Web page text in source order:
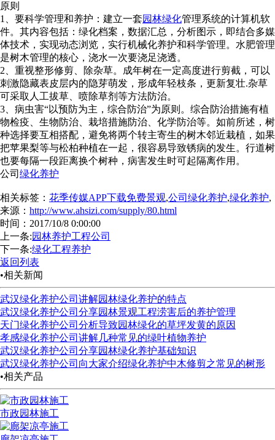
原则
1
、要科学管理和养护：建立一套园林绿化管理系统的计算机软
件。其内容包括：绿化档案，数据汇总，分析图示，即结合多媒
体技术，实现动态浏览，实行机械化养护和科学管理。水肥管理
是树木管理的核心，浇水一次要浇足浇透。
2 、重视整形修剪、除杂草。成年树在一定高度进行剪截，可以
刺激隐藏表皮层内的隐芽萌发，形成年轻枝条，更新复壮.杂草
可采取人工拔草、喷除草剂等方法防治。
3 、病虫害“以预防为主，综合防治”为原则。综合防治措施有植
物检疫、生物防治、栽培措施防治、化学防治等。如前所述，树
种选择要互相搭配，避免将两个转主寄生的树木邻近栽植，如果
把苹果梨等与松柏种植在一起，很容易导致锈病的发生。行道树
也要每隔一段距离换个树种，病害发生时可起隔离作用。
公司 绿化养护
相关标签： 花季传媒APP下载免费景观,公司绿化养护,绿化养护,
来源： http://www.ahsizi.com/supply/80.html
时间：2017/10/8 0:00:00
上一条:园林养护工程公司
下一条:绿化工程养护
返回列表
•相关新闻
武汉绿化养护公司讲解园林绿化养护的特点
武汉绿化养护公司分享园林景观工程涝害后的养护管理
天门绿化养护公司分析导致园林绿化的草坪发黄的原因
孝感绿化养护公司讲解几种常见的绿叶植物养护
武汉绿化养护公司分享园林绿化养护基础知识
武汉绿化养护公司向大家介绍绿化养护中木修剪之常见的树形
•相关产品
市政园林施工